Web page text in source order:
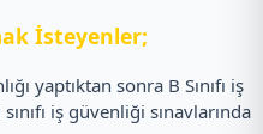
İsteyenler;
yaptıktan sonra B Sınıfı iş
iş güvenliği sınavlarında